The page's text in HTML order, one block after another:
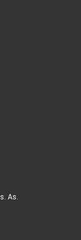
As.